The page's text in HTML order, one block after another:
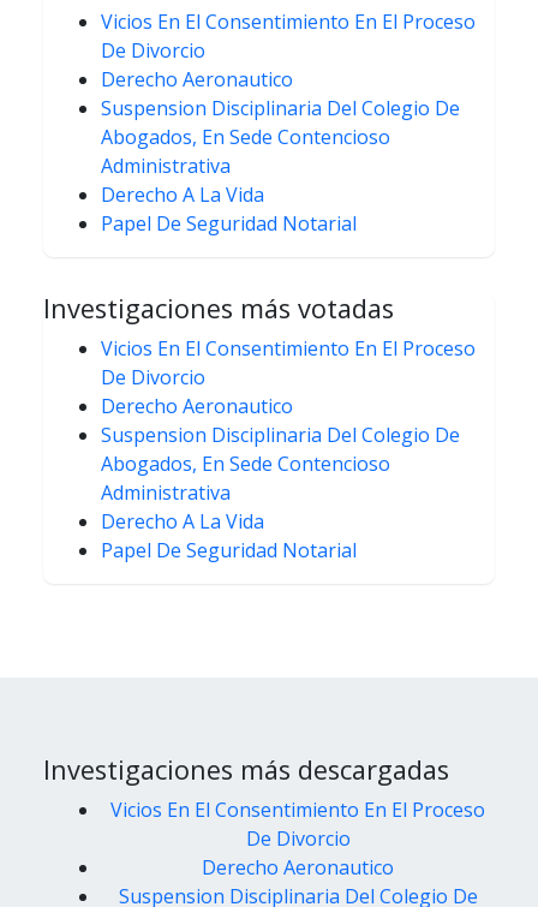
Vicios En El Consentimiento En El Proceso
De Divorcio
Derecho Aeronautico
Suspension Disciplinaria Del Colegio De
Abogados, En Sede Contencioso
Administrativa
Derecho A La Vida
Papel De Seguridad Notarial
Investigaciones más votadas
Vicios En El Consentimiento En El Proceso
De Divorcio
Derecho Aeronautico
Suspension Disciplinaria Del Colegio De
Abogados, En Sede Contencioso
Administrativa
Derecho A La Vida
Papel De Seguridad Notarial
Investigaciones más descargadas
Vicios En El Consentimiento En El Proceso
De Divorcio
Derecho Aeronautico
Suspension Disciplinaria Del Colegio De